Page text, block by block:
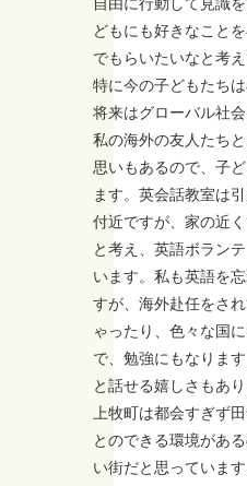
どもにも好きなこと
でもらいたいなと考え
特に今の子どもたち
将来はグローバル社
私の海外の友人たち
思いもあるので、子
ます。英会話教室は
付近ですが、家の近
と考え、英語ボラン
います。私も英語を
すが、海外赴任をさ
ゃったり、色々な国
で、勉強にもなりま
と話せる嬉しさもあり
上牧町は都会すぎず
とのできる環境があ
い街だと思っています